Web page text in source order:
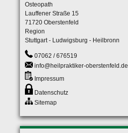
Osteopath
Lauffener Straße 15
71720 Oberstenfeld
Region
Stuttgart - Ludwigsburg - Heilbronn
07062 / 676519
info@heilpraktiker-oberstenfeld.de
Impressum
Datenschutz
Sitemap